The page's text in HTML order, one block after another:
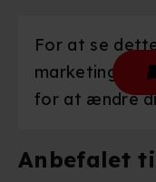
For at se
for at ændre
Anbefalet